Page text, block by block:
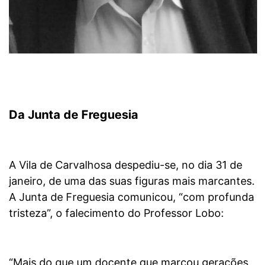
Da Junta de Freguesia
A Vila de Carvalhosa despediu-se, no dia 31 de
janeiro, de uma das suas figuras mais marcantes.
A Junta de Freguesia comunicou, “com profunda
tristeza”, o falecimento do Professor Lobo:
“Mais do que um docente que marcou gerações